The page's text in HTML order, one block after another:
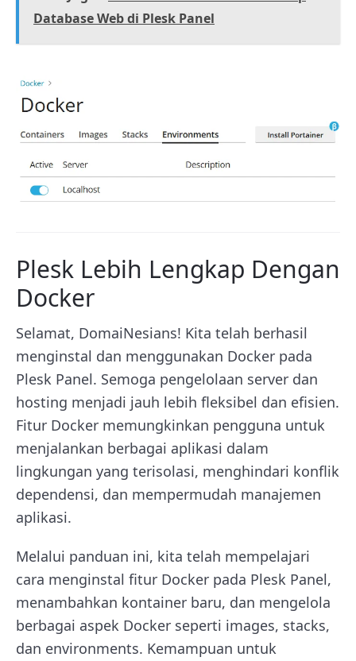
Database Web di Plesk Panel
Plesk Lebih Lengkap Dengan
Docker
Selamat, DomaiNesians! Kita telah berhasil
menginstal dan menggunakan Docker pada
Plesk Panel. Semoga pengelolaan server dan
hosting menjadi jauh lebih fleksibel dan efisien.
Fitur Docker memungkinkan pengguna untuk
menjalankan berbagai aplikasi dalam
lingkungan yang terisolasi, menghindari konflik
dependensi, dan mempermudah manajemen
aplikasi.
Melalui panduan ini, kita telah mempelajari
cara menginstal fitur Docker pada Plesk Panel,
menambahkan kontainer baru, dan mengelola
berbagai aspek Docker seperti images, stacks,
dan environments. Kemampuan untuk